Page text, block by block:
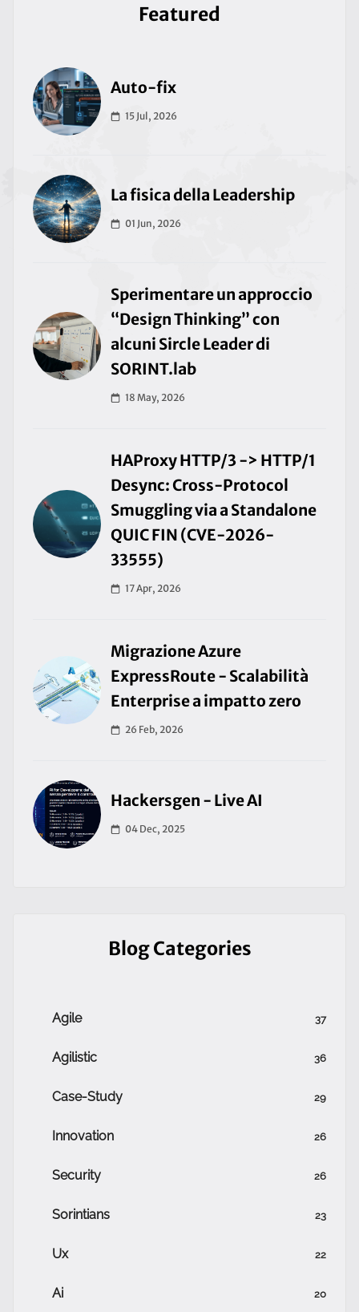
Featured
Auto-fix
15 Jul, 2026
La fisica della Leadership
01 Jun, 2026
Sperimentare un approccio
“Design Thinking” con
alcuni Sircle Leader di
SORINT.lab
18 May, 2026
HAProxy HTTP/3 -> HTTP/1
Desync: Cross-Protocol
Smuggling via a Standalone
QUIC FIN (CVE-2026-
33555)
17 Apr, 2026
Migrazione Azure
ExpressRoute - Scalabilità
Enterprise a impatto zero
26 Feb, 2026
Hackersgen - Live AI
04 Dec, 2025
Blog Categories
Agile 37
Agilistic 36
Case-Study 29
Innovation 26
Security 26
Sorintians 23
Ux 22
Ai 20